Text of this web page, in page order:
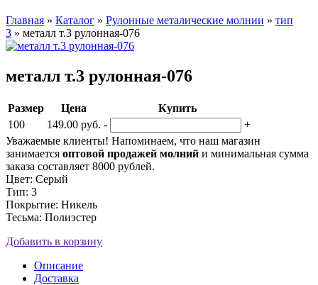
Главная » Каталог » Рулонные металические молнии » тип
3 » металл т.3 рулонная-076
металл т.3 рулонная-076
Размер Цена
Купить
100
149.00 руб. -
+
Уважаемые клиенты! Напоминаем, что наш магазин
занимается оптовой продажей молний и минимальная сумма
заказа составляет 8000 рублей.
Цвет: Серый
Тип: 3
Покрытие: Никель
Тесьма: Полиэстер
Добавить в корзину
Описание
Доставка